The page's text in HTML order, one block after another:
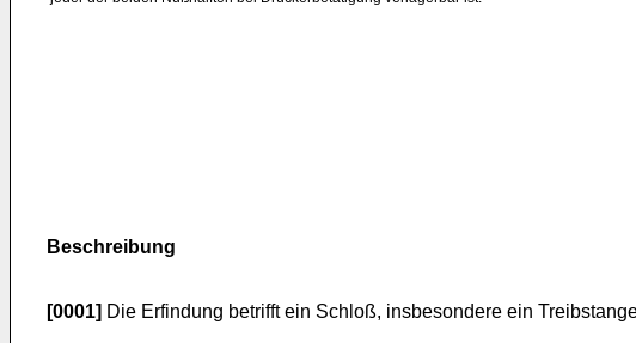
Beschreibung
[0001] Die Erfindung betrifft ein Schloß, insbesondere ein